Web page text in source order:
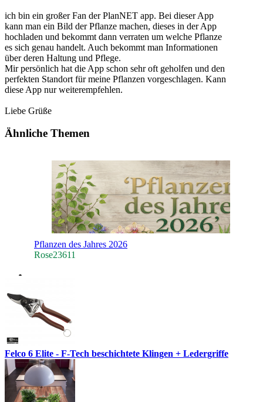
ich bin ein großer Fan der PlanNET app. Bei dieser App
kann man ein Bild der Pflanze machen, dieses in der App
hochladen und bekommt dann verraten um welche Pflanze
es sich genau handelt. Auch bekommt man Informationen
über deren Haltung und Pflege.
Mir persönlich hat die App schon sehr oft geholfen und den
perfekten Standort für meine Pflanzen vorgeschlagen. Kann
diese App nur weiterempfehlen.
Liebe Grüße
Ähnliche Themen
Pflanzen des Jahres 2026
Rose23611
Felco 6 Elite - F-Tech beschichtete Klingen + Ledergriffe